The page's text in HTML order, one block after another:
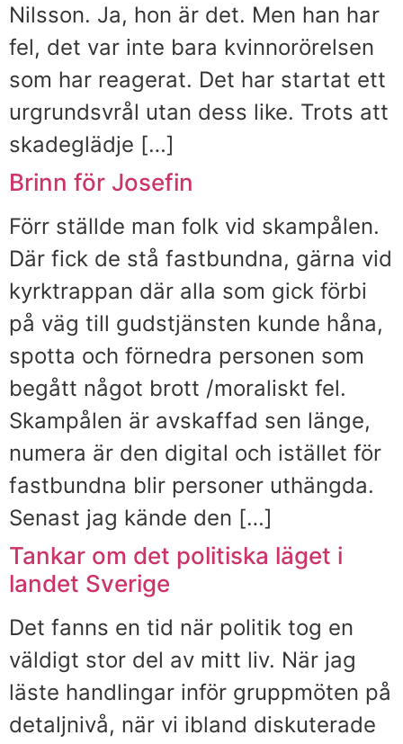
Nilsson. Ja, hon är det. Men han har
fel, det var inte bara kvinnorörelsen
som har reagerat. Det har startat ett
urgrundsvrål utan dess like. Trots att
skadeglädje […]
Brinn för Josefin
Förr ställde man folk vid skampålen.
Där fick de stå fastbundna, gärna vid
kyrktrappan där alla som gick förbi
på väg till gudstjänsten kunde håna,
spotta och förnedra personen som
begått något brott /moraliskt fel.
Skampålen är avskaffad sen länge,
numera är den digital och istället för
fastbundna blir personer uthängda.
Senast jag kände den […]
Tankar om det politiska läget i
landet Sverige
Det fanns en tid när politik tog en
väldigt stor del av mitt liv. När jag
läste handlingar inför gruppmöten på
detaljnivå, när vi ibland diskuterade